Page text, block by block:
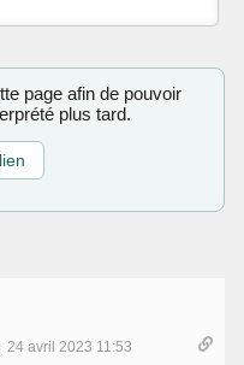
page afin de pouvoir
plus tard.
24 avril 2023 11:53